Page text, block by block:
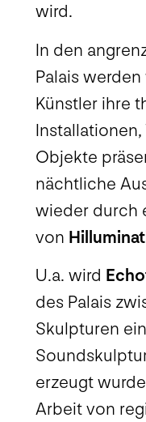
wird.
In den
Palais
Künstler ihre
Objekte
nächtliche
wieder durch
von
U.a. wird
des Palais
Skulpturen
erzeugt
Arbeit von